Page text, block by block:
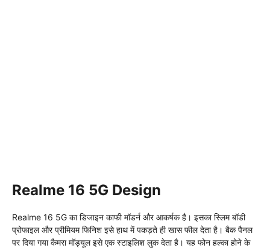
Realme 16 5G Design
Realme 16 5G का डिजाइन काफी मॉडर्न और आकर्षक है। इसका स्लिम बॉडी
प्रोफाइल और प्रीमियम फिनिश इसे हाथ में पकड़ते ही खास फील देता है। बैक पैनल
पर दिया गया कैमरा मॉड्यूल इसे एक स्टाइलिश लुक देता है। यह फोन हल्का होने के